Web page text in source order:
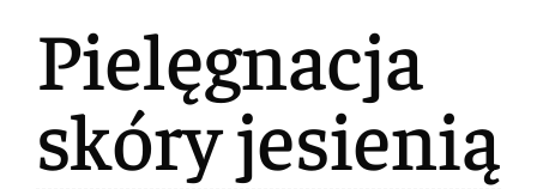
Pielęgnacja
skóry jesienią